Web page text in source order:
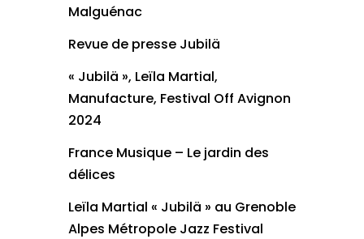
Malguénac
Revue de presse Jubilä
« Jubilä », Leïla Martial,
Manufacture, Festival Off Avignon
2024
France Musique – Le jardin des
délices
Leïla Martial « Jubilä » au Grenoble
Alpes Métropole Jazz Festival